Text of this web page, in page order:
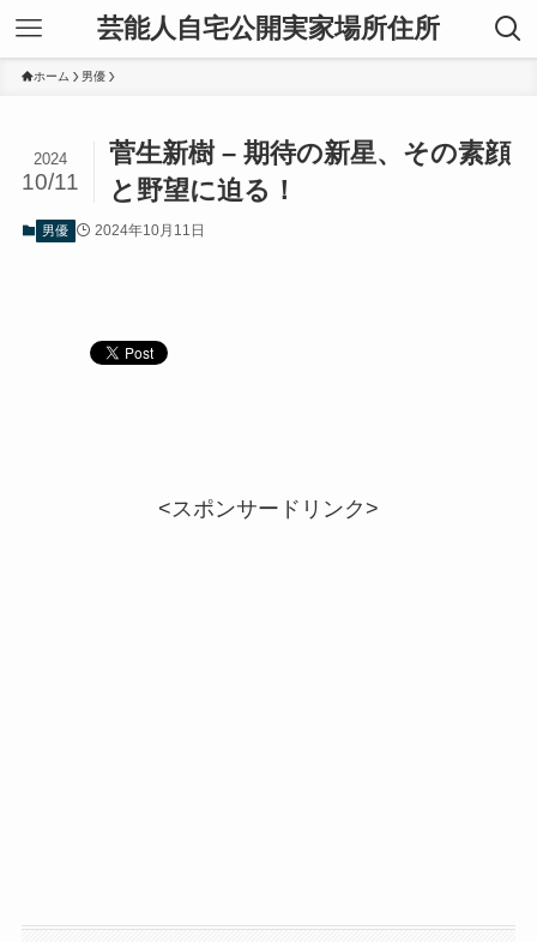
芸能人自宅公開実家場所住所
ホーム 男優
菅生新樹 – 期待の新星、その素顔
と野望に迫る！
2024
10/11
男優 2024年10月11日
<スポンサードリンク>